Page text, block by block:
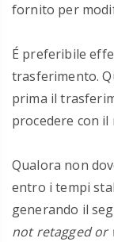
fornito per
É preferibile
trasferimento.
prima il
procedere con il
Qualora non
entro i tempi
generando il
not retagged or